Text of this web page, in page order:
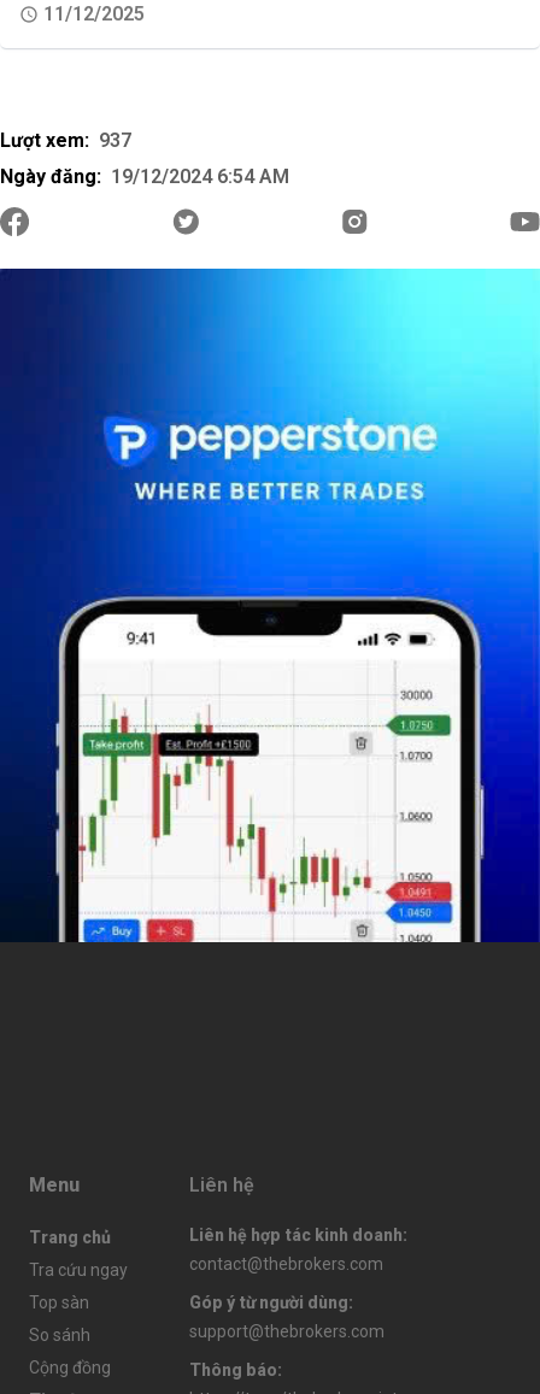
11/12/2025
Lượt xem: 937
Ngày đăng: 19/12/2024 6:54 AM
Menu
Trang chủ
Tra cứu ngay
Top sàn
So sánh
Cộng đồng
Liên hệ
Liên hệ hợp tác kinh doanh:
contact@thebrokers.com
Góp ý từ người dùng:
support@thebrokers.com
Thông báo: